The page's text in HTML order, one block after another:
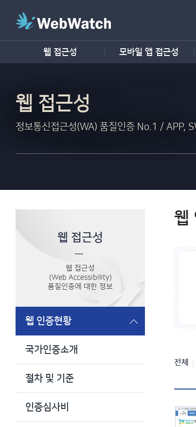
웹 접근성 모바일 앱 접근성
웹 접근성
정보통신접근성(WA) 품질인증 No.1 / APP,
웹 접근성
웹 접근성
(Web Accessibility)
품질인증에 대한 정보
웹 인증현황
국가인증소개
절차 및 기준
인증심사비
웹
인
황
전체